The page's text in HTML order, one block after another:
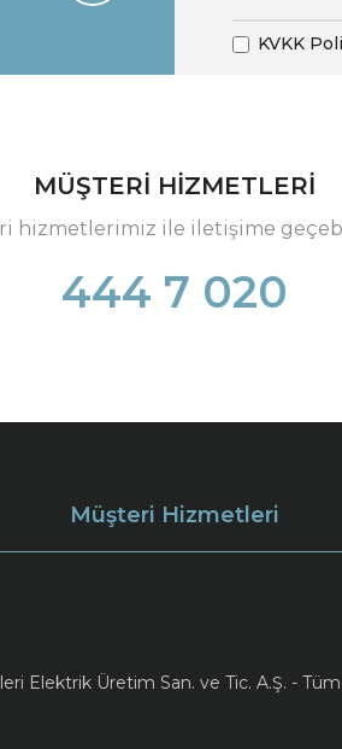
KVKK
MÜŞTERİ HİZMETLERİ
hizmetlerimiz ile iletişime
444 7 020
Müşteri Hizmetleri
Elektrik Üretim San. ve Tic. A.Ş. - Tüm